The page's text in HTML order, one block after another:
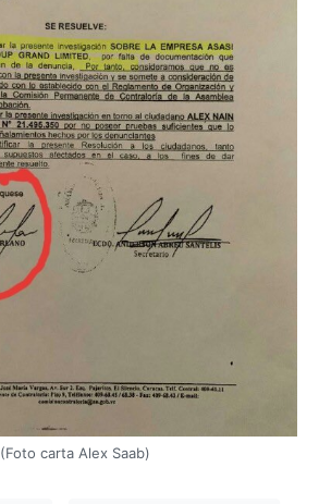
(Foto carta Alex Saab)